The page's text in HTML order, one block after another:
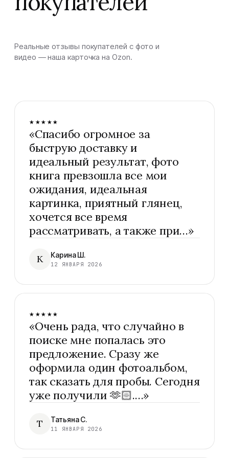
Реальные отзывы покупателей с фото и
видео — наша карточка на Ozon.
★★★★★
«Спасибо огромное за
быструю доставку и
идеальный результат, фото
книга превзошла все мои
ожидания, идеальная
картинка, приятный глянец,
хочется все время
рассматривать, а также при…»
К Карина Ш.
12 ЯНВАРЯ 2026
★★★★★
«Очень рада, что случайно в
поиске мне попалась это
предложение. Сразу же
оформила один фотоальбом,
так сказать для пробы. Сегодня
уже получили 🫶🏻.…»
Т Татьяна С.
11 ЯНВАРЯ 2026